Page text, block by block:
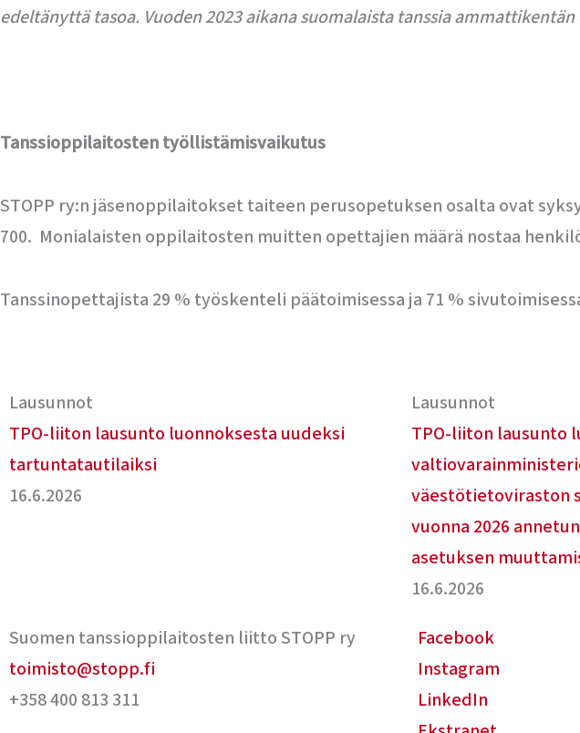
edeltänyttä tasoa. Vuoden 2023 aikana suomalaista tanssia
Tanssioppilaitosten työllistämisvaikutus
STOPP ry:n jäsenoppilaitokset taiteen perusopetuksen osalta ovat
700. Monialaisten oppilaitosten muitten opettajien määrä nostaa
Tanssinopettajista 29 % työskenteli päätoimisessa ja 71 %
Lausunnot
TPO-liiton lausunto luonnoksesta uudeksi
tartuntatautilaiksi
16.6.2026
Lausunnot
TPO-liiton lausunto
väestötietoviraston
vuonna 2026
asetuksen
16.6.2026
Suomen tanssioppilaitosten liitto STOPP ry
toimisto@stopp.fi
+358 400 813 311
Facebook
Instagram
LinkedIn